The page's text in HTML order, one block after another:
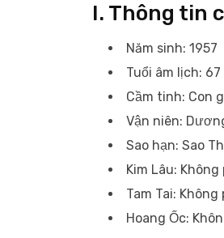
I. Thông tin
Năm sinh: 1957
Tuổi âm lịch: 67
Cầm tinh: Con
Vận niên:
Sao hạn: Sao
Kim Lâu: Không
Tam Tai: Không
Hoang Ốc: